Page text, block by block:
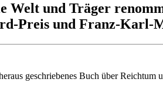
Welt und Träger
Preis und Franz-Karl-
geschriebenes Buch über Reichtum